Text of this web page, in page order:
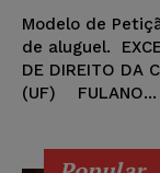
Modelo de
de aluguel.
DE DIREITO DA
(UF) FULANO...